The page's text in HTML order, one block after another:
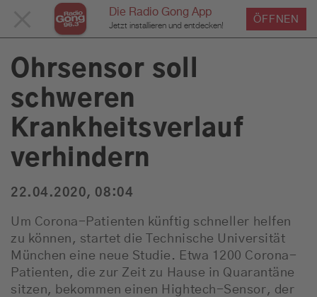
Die Radio Gong App
Jetzt installieren und entdecken!
ÖFFNEN
SCHLIESSEN
Service
Programm
Werbung
Musik
Du bist hier: Home Service News News Detailseite
Ohrsensor soll
schweren
Krankheitsverlauf
verhindern
22.04.2020, 08:04
Um Corona-Patienten künftig schneller helfen
zu können, startet die Technische Universität
München eine neue Studie. Etwa 1200 Corona-
Patienten, die zur Zeit zu Hause in Quarantäne
sitzen, bekommen einen Hightech-Sensor, der